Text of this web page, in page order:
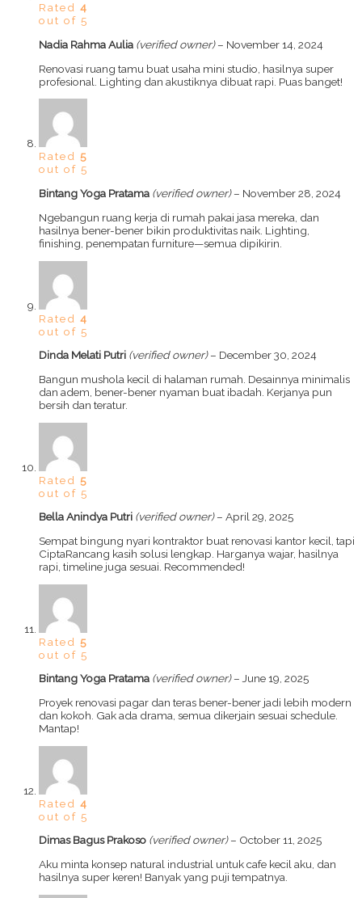
Rated 4
out of 5
Nadia Rahma Aulia (verified owner) – November 14, 2024
Renovasi ruang tamu buat usaha mini studio, hasilnya super
profesional. Lighting dan akustiknya dibuat rapi. Puas banget!
Rated 5
out of 5
Bintang Yoga Pratama (verified owner) – November 28, 2024
Ngebangun ruang kerja di rumah pakai jasa mereka, dan
hasilnya bener-bener bikin produktivitas naik. Lighting,
finishing, penempatan furniture—semua dipikirin.
Rated 4
out of 5
Dinda Melati Putri (verified owner) – December 30, 2024
Bangun mushola kecil di halaman rumah. Desainnya minimalis
dan adem, bener-bener nyaman buat ibadah. Kerjanya pun
bersih dan teratur.
Rated 5
out of 5
Bella Anindya Putri (verified owner) – April 29, 2025
Sempat bingung nyari kontraktor buat renovasi kantor kecil, tapi
CiptaRancang kasih solusi lengkap. Harganya wajar, hasilnya
rapi, timeline juga sesuai. Recommended!
Rated 5
out of 5
Bintang Yoga Pratama (verified owner) – June 19, 2025
Proyek renovasi pagar dan teras bener-bener jadi lebih modern
dan kokoh. Gak ada drama, semua dikerjain sesuai schedule.
Mantap!
Rated 4
out of 5
Dimas Bagus Prakoso (verified owner) – October 11, 2025
Aku minta konsep natural industrial untuk cafe kecil aku, dan
hasilnya super keren! Banyak yang puji tempatnya.